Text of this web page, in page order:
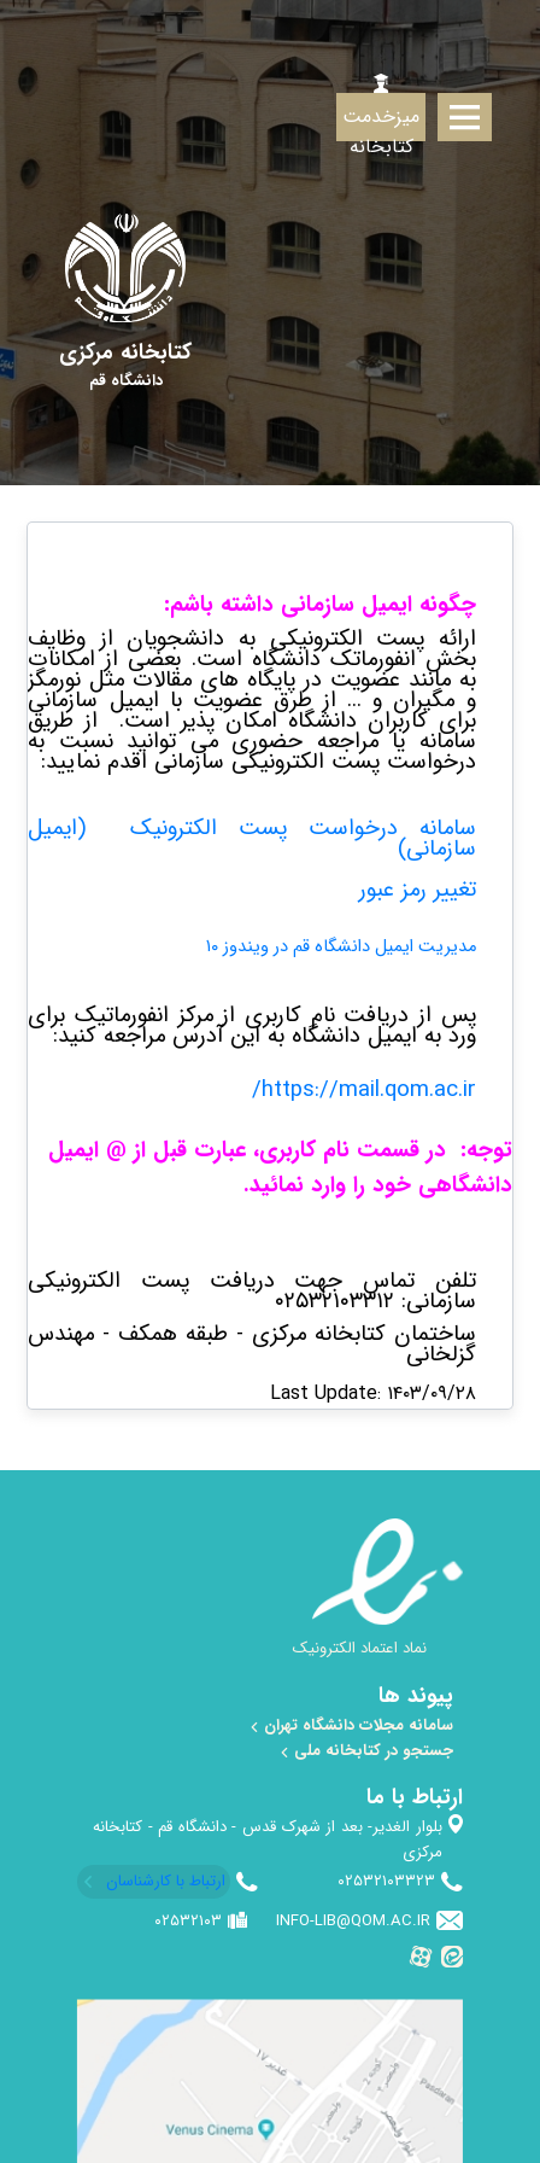
میزخدمت
کتابخانه
کتابخانه مرکزی
دانشگاه قم
چگونه ایمیل سازمانی داشته باشم:
ارائه پست الکترونیکی به دانشجویان از وظایف
بخش انفورماتک دانشگاه است. بعضی از امکانات
به مانند عضویت در پایگاه های مقالات مثل نورمگز
و مگیران و ... از طرق عضویت با ایمیل سازمانی
برای کاربران دانشگاه امکان پذیر است. از طریق
سامانه یا مراجعه حضوری می توانید نسبت به
درخواست پست الکترونیکی سازمانی اقدم نمایید:
سامانه درخواست پست الکترونیک (ایمیل
سازمانی)
تغییر رمز عبور
مدیریت ایمیل دانشگاه قم در ویندوز ۱۰
پس از دریافت نام کاربری از مرکز انفورماتیک برای
ورد به ایمیل دانشگاه به این آدرس مراجعه کنید:
https://mail.qom.ac.ir/
توجه: در قسمت نام کاربری، عبارت قبل از @ ایمیل
دانشگاهی خود را وارد نمائید.
تلفن تماس جهت دریافت پست الکترونیکی
سازمانی: ۰۲۵۳۲۱۰۳۳۱۲
ساختمان کتابخانه مرکزی - طبقه همکف - مهندس
گزلخانی
Last Update: ۱۴۰۳/۰۹/۲۸
نماد اعتماد الکترونیک
پیوند ها
سامانه مجلات دانشگاه تهران
جستجو در کتابخانه ملی
ارتباط با ما
بلوار الغدیر- بعد از شهرک قدس - دانشگاه قم - کتابخانه
مرکزی
۰۲۵۳۲۱۰۳۳۲۳
ارتباط با کارشناسان
INFO-LIB@QOM.AC.IR
۰۲۵۳۲۱۰۳